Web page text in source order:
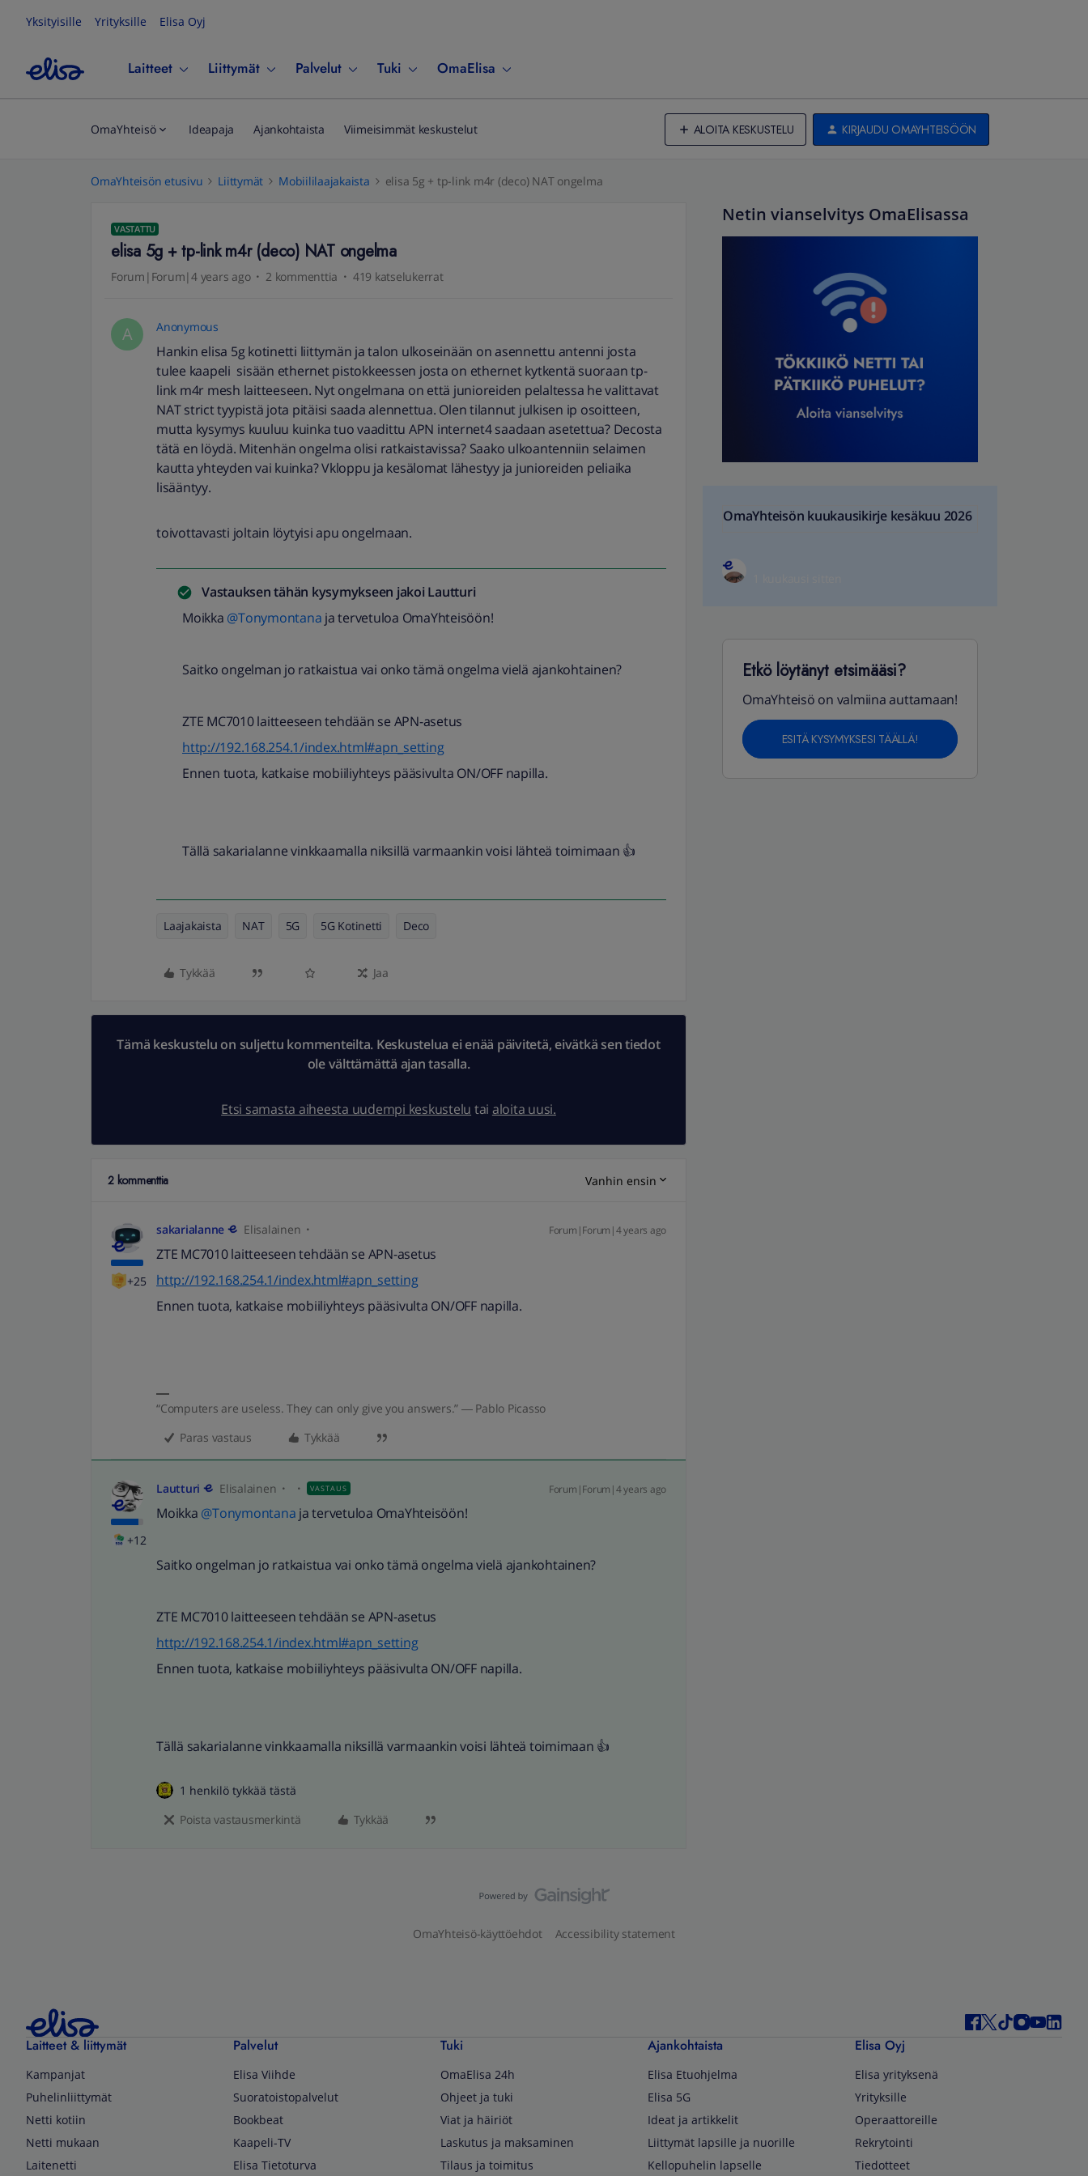
Yksityisille Yrityksille Elisa Oyj
Laitteet Liittymät Palvelut Tuki OmaElisa
OmaYhteisö Ideapaja Ajankohtaista Viimeisimmät keskustelut ALOITA KESKUSTELU KIRJAUDU OMAYHTEISÖÖN
OmaYhteisön etusivu Liittymät Mobiililaajakaista elisa 5g + tp-link m4r (deco) NAT ongelma
VASTATTU
elisa 5g + tp-link m4r (deco) NAT ongelma
Forum|Forum|4 years ago 2 kommenttia 419 katselukerrat
A Anonymous
Hankin elisa 5g kotinetti liittymän ja talon ulkoseinään on asennettu antenni josta
tulee kaapeli sisään ethernet pistokkeessen josta on ethernet kytkentä suoraan tp-
link m4r mesh laitteeseen. Nyt ongelmana on että junioreiden pelaltessa he valittavat
NAT strict tyypistä jota pitäisi saada alennettua. Olen tilannut julkisen ip osoitteen,
mutta kysymys kuuluu kuinka tuo vaadittu APN internet4 saadaan asetettua? Decosta
tätä en löydä. Mitenhän ongelma olisi ratkaistavissa? Saako ulkoantenniin selaimen
kautta yhteyden vai kuinka? Vkloppu ja kesälomat lähestyy ja junioreiden peliaika
lisääntyy.
toivottavasti joltain löytyisi apu ongelmaan.
Vastauksen tähän kysymykseen jakoi Lautturi
Moikka @Tonymontana ja tervetuloa OmaYhteisöön!
Saitko ongelman jo ratkaistua vai onko tämä ongelma vielä ajankohtainen?
ZTE MC7010 laitteeseen tehdään se APN-asetus
http://192.168.254.1/index.html#apn_setting
Ennen tuota, katkaise mobiiliyhteys pääsivulta ON/OFF napilla.
Tällä sakarialanne vinkkaamalla niksillä varmaankin voisi lähteä toimimaan 👍
Laajakaista NAT 5G 5G Kotinetti Deco
Tykkää Jaa
Tämä keskustelu on suljettu kommenteilta. Keskustelua ei enää päivitetä, eivätkä sen tiedot
ole välttämättä ajan tasalla.
Etsi samasta aiheesta uudempi keskustelu tai aloita uusi.
2 kommenttia Vanhin ensin
+25
sakarialanne Elisalainen Forum|Forum|4 years ago
ZTE MC7010 laitteeseen tehdään se APN-asetus
http://192.168.254.1/index.html#apn_setting
Ennen tuota, katkaise mobiiliyhteys pääsivulta ON/OFF napilla.
“Computers are useless. They can only give you answers.” ― Pablo Picasso
Paras vastaus
Tykkää
+12
Lautturi Elisalainen VASTAUS Forum|Forum|4 years ago
Moikka @Tonymontana ja tervetuloa OmaYhteisöön!
Saitko ongelman jo ratkaistua vai onko tämä ongelma vielä ajankohtainen?
ZTE MC7010 laitteeseen tehdään se APN-asetus
http://192.168.254.1/index.html#apn_setting
Ennen tuota, katkaise mobiiliyhteys pääsivulta ON/OFF napilla.
Tällä sakarialanne vinkkaamalla niksillä varmaankin voisi lähteä toimimaan 👍
1 henkilö tykkää tästä
Poista vastausmerkintä
Tykkää
Netin vianselvitys OmaElisassa
OmaYhteisön kuukausikirje kesäkuu 2026
Etkö löytänyt etsimääsi?
OmaYhteisö on valmiina auttamaan!
ESITÄ KYSYMYKSESI TÄÄLLÄ!
OmaYhteisö-käyttöehdot Accessibility statement
Laitteet & liittymät
Kampanjat
Puhelinliittymät
Netti kotiin
Netti mukaan
Laitenetti
Palvelut
Elisa Viihde
Suoratoistopalvelut
Bookbeat
Kaapeli-TV
Elisa Tietoturva
Tuki
OmaElisa 24h
Ohjeet ja tuki
Viat ja häiriöt
Laskutus ja maksaminen
Tilaus ja toimitus
Ajankohtaista
Elisa Etuohjelma
Elisa 5G
Ideat ja artikkelit
Liittymät lapsille ja nuorille
Kellopuhelin lapselle
Elisa Oyj
Elisa yrityksenä
Yrityksille
Operaattoreille
Rekrytointi
Tiedotteet